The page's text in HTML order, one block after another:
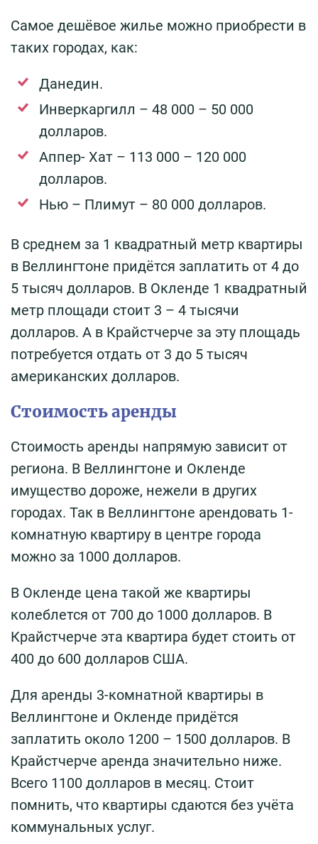
Самое дешёвое жилье можно приобрести в
таких городах, как:
Данедин.
Инверкаргилл – 48 000 – 50 000
долларов.
Аппер- Хат – 113 000 – 120 000
долларов.
Нью – Плимут – 80 000 долларов.
В среднем за 1 квадратный метр квартиры
в Веллингтоне придётся заплатить от 4 до
5 тысяч долларов. В Окленде 1 квадратный
метр площади стоит 3 – 4 тысячи
долларов. А в Крайстчерче за эту площадь
потребуется отдать от 3 до 5 тысяч
американских долларов.
Стоимость аренды
Стоимость аренды напрямую зависит от
региона. В Веллингтоне и Окленде
имущество дороже, нежели в других
городах. Так в Веллингтоне арендовать 1-
комнатную квартиру в центре города
можно за 1000 долларов.
В Окленде цена такой же квартиры
колеблется от 700 до 1000 долларов. В
Крайстчерче эта квартира будет стоить от
400 до 600 долларов США.
Для аренды 3-комнатной квартиры в
Веллингтоне и Окленде придётся
заплатить около 1200 – 1500 долларов. В
Крайстчерче аренда значительно ниже.
Всего 1100 долларов в месяц. Стоит
помнить, что квартиры сдаются без учёта
коммунальных услуг.